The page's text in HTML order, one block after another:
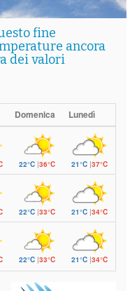
fine
ancora
dei valori
Domenica Lunedì
22°C|36°C 21°C |37°C
22°C|33°C 21°C |34°C
22°C|33°C 21°C |34°C